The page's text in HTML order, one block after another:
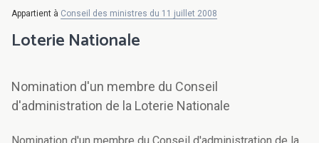
Appartient à Conseil des ministres du 11 juillet 2008
Loterie Nationale
Nomination d'un membre du Conseil
d'administration de la Loterie Nationale